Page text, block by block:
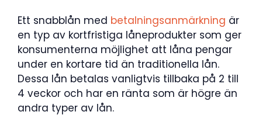
Ett snabblån med betalningsanmärkning är
en typ av kortfristiga låneprodukter som ger
konsumenterna möjlighet att låna pengar
under en kortare tid än traditionella lån.
Dessa lån betalas vanligtvis tillbaka på 2 till
4 veckor och har en ränta som är högre än
andra typer av lån.